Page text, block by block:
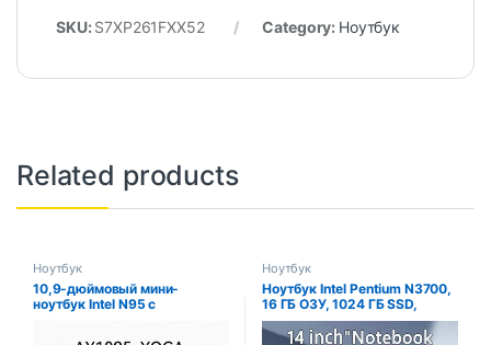
SKU: S7XP261FXX52 Category: Ноутбук
Related products
Ноутбук
10,9-дюймовый мини-
ноутбук Intel N95 с
Ноутбук
Ноутбук Intel Pentium N3700,
16 ГБ ОЗУ, 1024 ГБ SSD,
ноутбук, разрешение
1920*1080, Windows 11,